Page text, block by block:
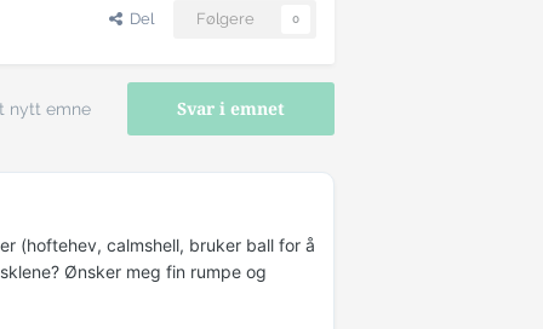
Del Følgere 0
Svar i emnet
nytt emne
(hoftehev, calmshell, bruker ball for å
Ønsker meg fin rumpe og